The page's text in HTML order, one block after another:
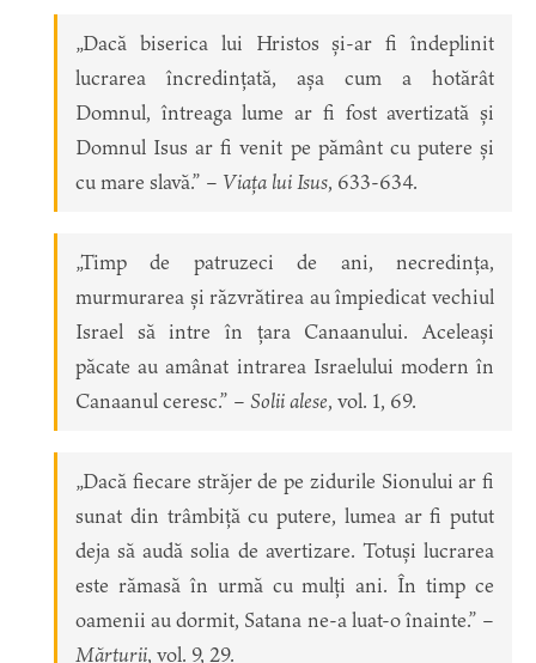
„Dacă biserica lui Hristos și-ar fi îndeplinit
lucrarea încredințată, așa cum a hotărât
Domnul, întreaga lume ar fi fost avertizată și
Domnul Isus ar fi venit pe pământ cu putere și
cu mare slavă.” – Viața lui Isus, 633-634.
„Timp de patruzeci de ani, necredința,
murmurarea și răzvrătirea au împiedicat vechiul
Israel să intre în țara Canaanului. Aceleași
păcate au amânat intrarea Israelului modern în
Canaanul ceresc.” – Solii alese, vol. 1, 69.
„Dacă fiecare străjer de pe zidurile Sionului ar fi
sunat din trâmbiță cu putere, lumea ar fi putut
deja să audă solia de avertizare. Totuși lucrarea
este rămasă în urmă cu mulți ani. În timp ce
oamenii au dormit, Satana ne-a luat-o înainte.” –
Mărturii, vol. 9, 29.